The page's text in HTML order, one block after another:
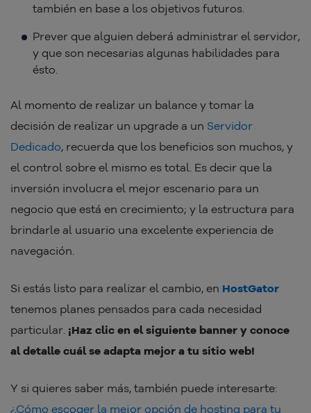
también en base a los objetivos futuros.
Prever que alguien deberá administrar el servidor,
y que son necesarias algunas habilidades para
ésto.
Al momento de realizar un balance y tomar la
decisión de realizar un upgrade a un Servidor
Dedicado, recuerda que los beneficios son muchos, y
el control sobre el mismo es total. Es decir que la
inversión involucra el mejor escenario para un
negocio que está en crecimiento; y la estructura para
brindarle al usuario una excelente experiencia de
navegación.
Si estás listo para realizar el cambio, en HostGator
tenemos planes pensados para cada necesidad
particular. ¡Haz clic en el siguiente banner y conoce
al detalle cuál se adapta mejor a tu sitio web!
Y si quieres saber más, también puede interesarte:
¿Cómo escoger la mejor opción de hosting para tu